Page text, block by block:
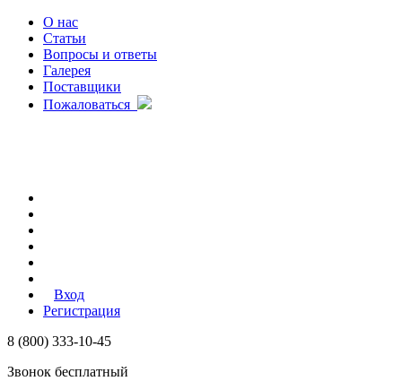
О нас
Статьи
Вопросы и ответы
Галерея
Поставщики
Пожаловаться
Вход
Регистрация
8 (800) 333-10-45
Звонок бесплатный